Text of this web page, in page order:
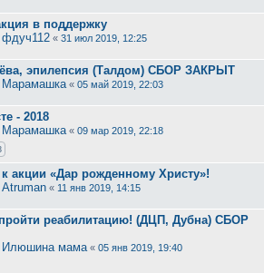
в поддержку
фдуч112 « 31 июл 2019, 12:25
эпилепсия (Талдом) СБОР ЗАКРЫТ
Марамашка « 05 май 2019, 22:03
- 2018
Марамашка « 09 мар 2019, 22:18
акции «Дар рожденному Христу»!
Atruman « 11 янв 2019, 14:15
реабилитацию! (ДЦП, Дубна) СБОР
Илюшина мама « 05 янв 2019, 19:40